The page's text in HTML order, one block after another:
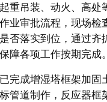
重吊装、动火、高处
业审批流程，现场检
否落实到位，通过齐
障各项工作按期完成。
完成增湿塔框架加固
管道制作，反应器框